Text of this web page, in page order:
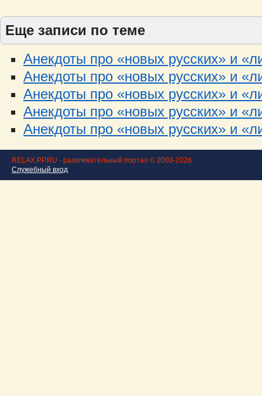
Еще записи по теме
Анекдоты про «новых русских» и
Анекдоты про «новых русских» и
Анекдоты про «новых русских» и
Анекдоты про «новых русских» и
Анекдоты про «новых русских» и
RELAX.PP.RU - развлекательный портал © 2003-2026
Служебный вход